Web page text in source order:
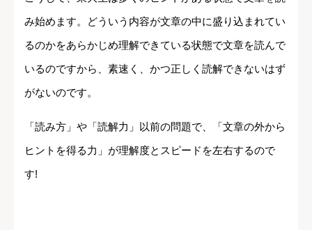
み始めます。どういう内容が文章の中に盛り込まれてい
るのかをあらかじめ理解できている状態で文章を読んで
いるのですから、素速く、かつ正しく読解できないはず
がないのです。
「読み方」や「読解力」以前の問題で、「文章の外から
ヒントを得る力」が理解度とスピードを左右するので
す!